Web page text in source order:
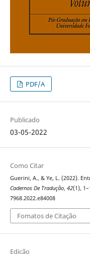
PDF/A
Publicado
03-05-2022
Como Citar
Guerini, A., & Ye, L. (2022).
Cadernos De Tradução, 42(1),
7968.2022.e84008
Fomatos de Citação
Edição